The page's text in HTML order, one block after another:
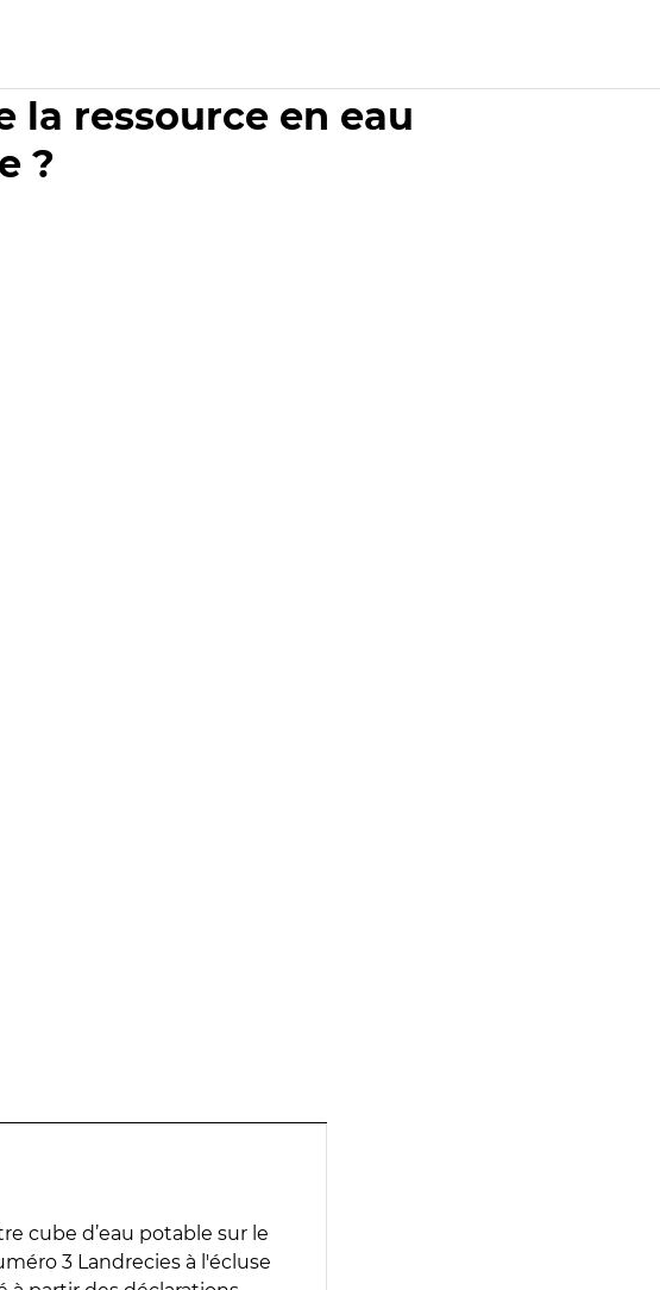
la ressource en eau
?
cube d’eau potable sur le
3 Landrecies à l'écluse